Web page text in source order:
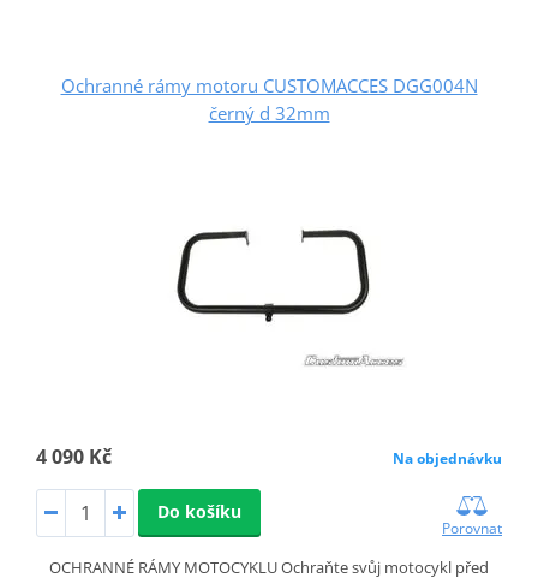
Ochranné rámy motoru CUSTOMACCES DGG004N
černý d 32mm
4 090 Kč Na objednávku
Do košíku
Porovnat
OCHRANNÉ RÁMY MOTOCYKLU Ochraňte svůj motocykl před